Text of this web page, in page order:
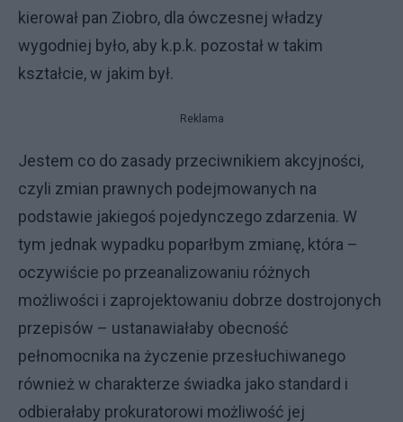
kierował pan Ziobro, dla ówczesnej władzy
wygodniej było, aby k.p.k. pozostał w takim
kształcie, w jakim był.
Reklama
Jestem co do zasady przeciwnikiem akcyjności,
czyli zmian prawnych podejmowanych na
podstawie jakiegoś pojedynczego zdarzenia. W
tym jednak wypadku poparłbym zmianę, która –
oczywiście po przeanalizowaniu różnych
możliwości i zaprojektowaniu dobrze dostrojonych
przepisów – ustanawiałaby obecność
pełnomocnika na życzenie przesłuchiwanego
również w charakterze świadka jako standard i
odbierałaby prokuratorowi możliwość jej